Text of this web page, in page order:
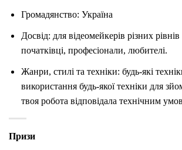
Громадянство: Україна
Досвід: для відеомейкерів різних
початківці, професіонали, любителі.
Жанри, стилі та техніки: будь-які
використання будь-якої техніки для
твоя робота відповідала технічним
Призи